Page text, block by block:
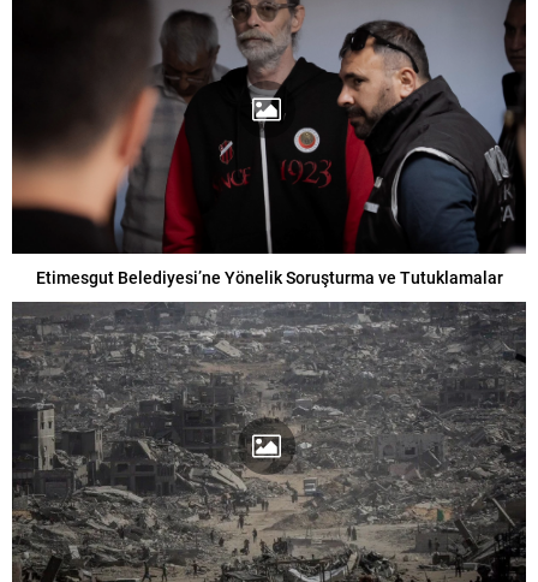
Etimesgut Belediyesi’ne Yönelik Soruşturma ve Tutuklamalar